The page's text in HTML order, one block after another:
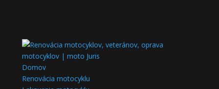
Domov
Renovácia motocyklu